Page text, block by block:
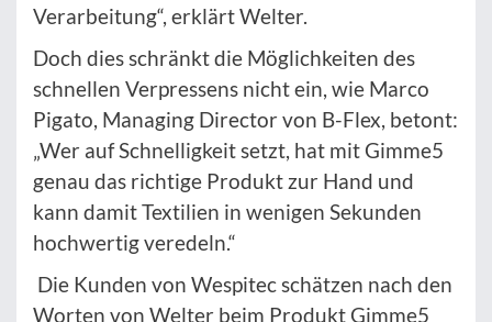
Verarbeitung“, erklärt Welter.
Doch dies schränkt die Möglichkeiten des
schnellen Verpressens nicht ein, wie Marco
Pigato, Managing Director von B-Flex, betont:
„Wer auf Schnelligkeit setzt, hat mit Gimme5
genau das richtige Produkt zur Hand und
kann damit Textilien in wenigen Sekunden
hochwertig veredeln.“
Die Kunden von Wespitec schätzen nach den
Worten von Welter beim Produkt Gimme5